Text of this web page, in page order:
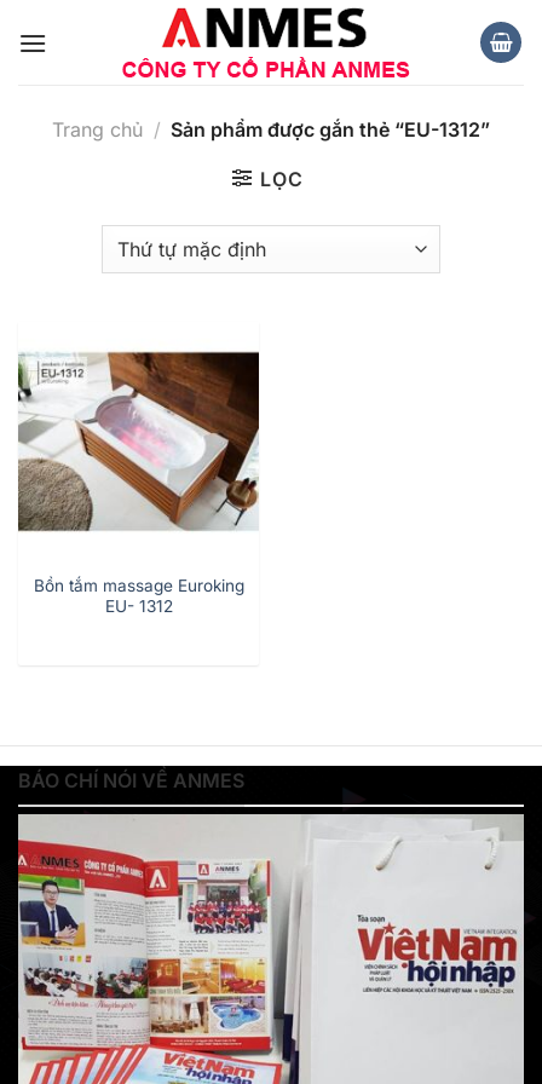
đến
Trang chủ / Sản phẩm được gắn thẻ “EU-1312”
LỌC
Bồn tắm massage Euroking
EU- 1312
BÁO CHÍ NÓI VỀ ANMES